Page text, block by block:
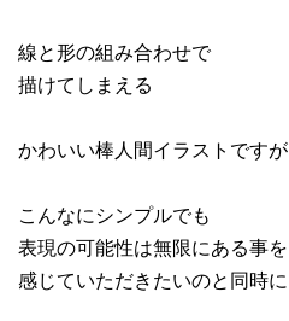
線と形の組み合わせで
描けてしまえる
かわいい棒人間イラストですが
こんなにシンプルでも
表現の可能性は無限にある事を
感じていただきたいのと同時に